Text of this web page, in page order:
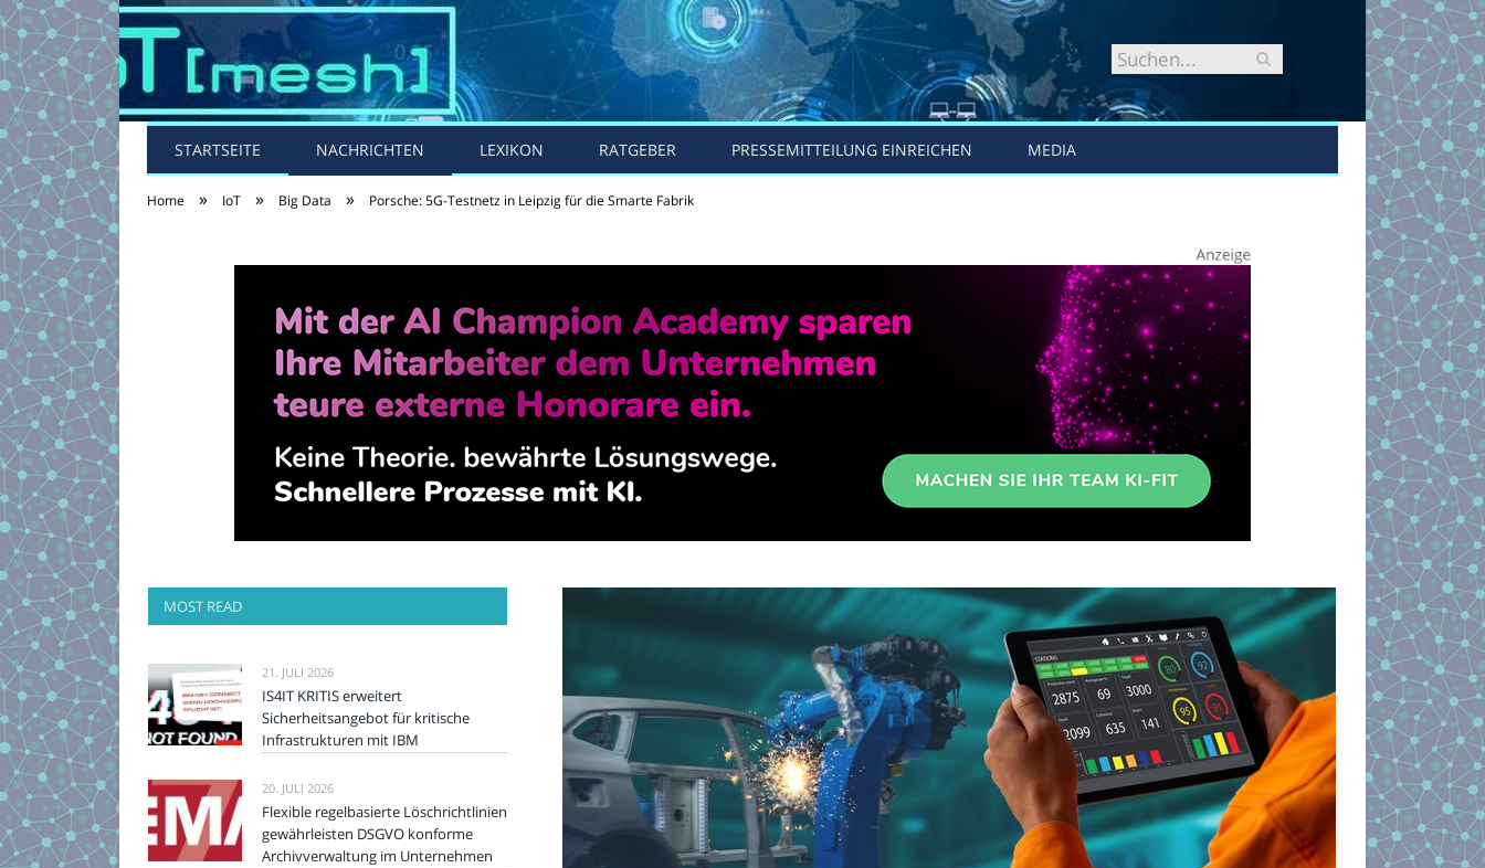
STARTSEITE NACHRICHTEN LEXIKON RATGEBER PRESSEMITTEILUNG EINREICHEN MEDIA
Home » IoT » Big Data » Porsche: 5G-Testnetz in Leipzig für die Smarte Fabrik
MOST READ
21. JULI 2026
IS4IT KRITIS erweitert
Sicherheitsangebot für kritische
Infrastrukturen mit IBM
20. JULI 2026
Flexible regelbasierte Löschrichtlinien
gewährleisten DSGVO konforme
Archivverwaltung im Unternehmen